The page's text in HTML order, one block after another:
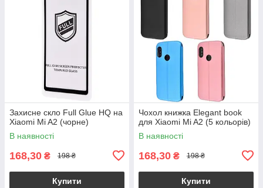
Захисне скло Full Glue HQ на
Xiaomi Mi A2 (чорне)
В наявності
168,30 ₴ 198 ₴
Купити
Чохол книжка Elegant book
для Xiaomi Mi A2 (5 кольорів)
В наявності
168,30 ₴ 198 ₴
Купити